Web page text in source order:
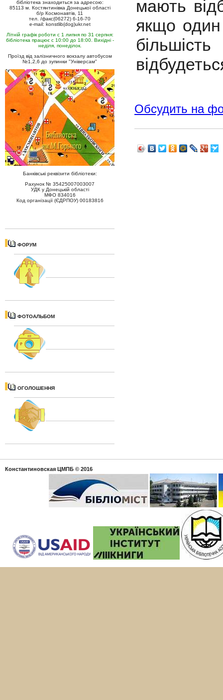
бібліотека знаходиться за адресою:
85113 м. Костянтинівка Донецької області
б/р Космонавтів, 11
тел. /факс(06272) 6-16-70
e-mail: konstlib(dog)ukr.net
Літній графік роботи с 1 липня по 31 серпня:
бібліотека працює с 10:00 до 18:00. Вихідні -
неділя, понеділок.
Проїзд від залізничного вокзалу автобусом
№1,2,6 до зупинки "Універсам"
Банківські реквізити бібліотеки:
Рахунок № 35425007003007
УДК у Донецькій області
МФО 834016
Код організації (ЄДРПОУ) 00183816
ФОРУМ
ФОТОАЛЬБОМ
ОГОЛОШЕННЯ
мають
якщо один
Обсудить на
Константиновская ЦМПБ © 2016